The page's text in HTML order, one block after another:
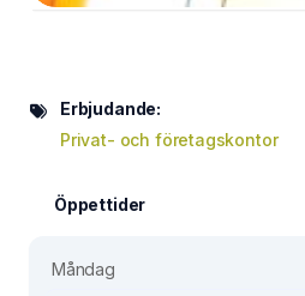
Erbjudande:
Privat- och företagskontor
Öppettider
Måndag